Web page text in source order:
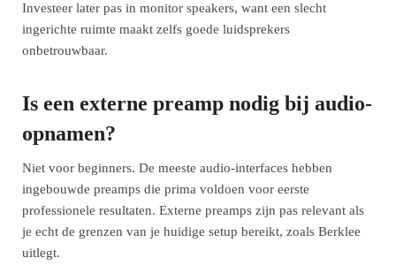
Investeer later pas in monitor speakers, want een slecht
ingerichte ruimte maakt zelfs goede luidsprekers
onbetrouwbaar.
Is een externe preamp nodig bij audio-
opnamen?
Niet voor beginners. De meeste audio-interfaces hebben
ingebouwde preamps die prima voldoen voor eerste
professionele resultaten. Externe preamps zijn pas relevant als
je echt de grenzen van je huidige setup bereikt, zoals Berklee
uitlegt.